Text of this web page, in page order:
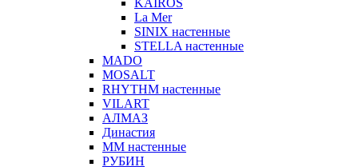
KAIROS
La Mer
SINIX настенные
STELLA настенные
MADO
MOSALT
RHYTHM настенные
VILART
АЛМАЗ
Династия
ММ настенные
РУБИН